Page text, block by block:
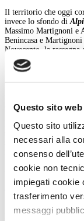
Questo sito
Questo sito
necessari alla
consenso
cookie non
impiegati cookie
trasferimento
messaggi
Il territorio che oggi
invece lo sfondo di
Massimo Martignoni e
Benincasa e Martignoni
Novecento, la
parte degli studenti
Arti ‒ di caratteri
attualità
In parallelo al
strutturata per
studenti agli adulti –,
formazione civica e
Arianna Testino
indietro
Menu Art e Dossier